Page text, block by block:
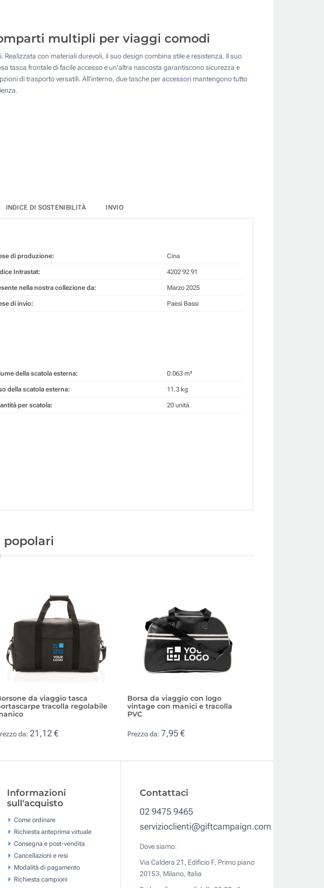
:
Aggiorna
multipli per viaggi comodi
con materiali durevoli, il suo design combina stile e resistenza. Il suo
tasca frontale di facile accesso e un'altra nascosta garantiscono sicurezza e
di trasporto versatili. All'interno, due tasche per accessori mantengono tutto
INDICE DI SOSTENIBILITÀ INVIO
di produzione: Cina
Intrastat: 4202 92 91
nella nostra collezione da: Marzo 2025
di invio: Paesi Bassi
della scatola esterna: 0.063 m³
della scatola esterna: 11.3 kg
per scatola: 20 unità
popolari
da viaggio tasca
tracolla regolabile
da: 21,12 €
Borsa da viaggio con logo
vintage con manici e tracolla
PVC
Prezzo da: 7,95 €
Informazioni
sull'acquisto
Come ordinare
Richiesta anteprima virtuale
Consegna e post-vendita
Cancellazioni e resi
Modalità di pagamento
Richiesta campioni
Contattaci
02 9475 9465
servizioclienti@giftcampaign.com
Dove siamo:
Via Caldera 21, Edificio F, Primo piano
20153, Milano, Italia